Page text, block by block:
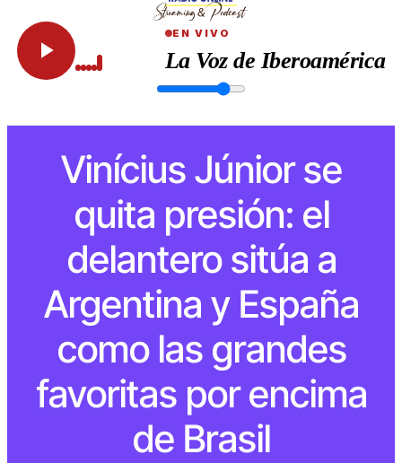
EN VIVO
La Voz de Iberoamérica
Vinícius Júnior se
quita presión: el
delantero sitúa a
Argentina y España
como las grandes
favoritas por encima
de Brasil